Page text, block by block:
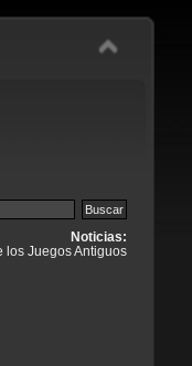
Noticias:
los Juegos Antiguos